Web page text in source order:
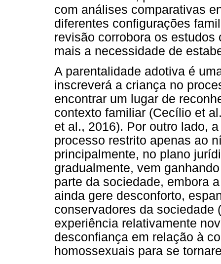
com análises comparativas
diferentes configurações
revisão corrobora os
mais a necessidade de
A parentalidade adotiva é
inscreverá a criança no
encontrar um lugar de
contexto familiar (Cecílio et
et al., 2016). Por outro lado,
processo restrito apenas ao
principalmente, no plano
gradualmente, vem
parte da sociedade, embora
ainda gere desconforto,
conservadores da sociedade
experiência relativamente
desconfiança em relação à
homossexuais para se